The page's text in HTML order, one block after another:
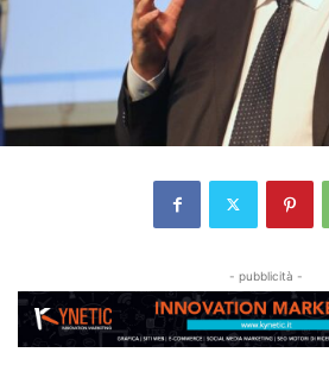
- pubblicità -